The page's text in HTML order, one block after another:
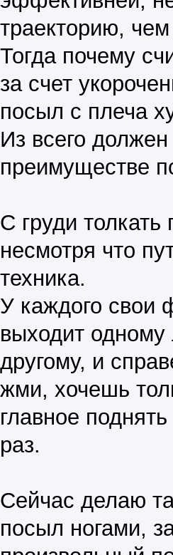
траекторию,
Тогда почему
за счет
посыл с плеча
Из всего
преимуществе
С груди
несмотря что
техника.
У каждого свои
выходит одному
другому, и
жми, хочешь
главное
раз.
Сейчас делаю
посыл ногами,